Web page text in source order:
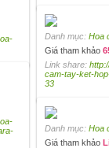
Danh mục: Hoa
Giá tham khảo
Link share:
cam-tay-ket-
33
Danh mục: Hoa
Giá tham khảo